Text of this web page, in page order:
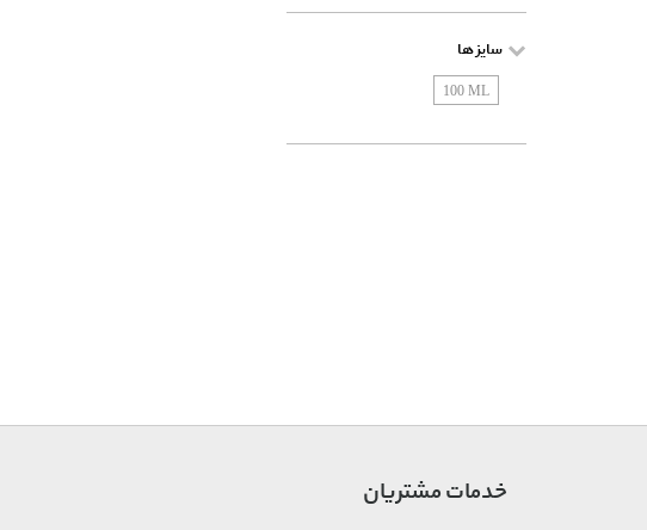
Eaglesee
Erfan Perfume
Mandaliouf
سایز ها
100 ML
خدمات مشتریان